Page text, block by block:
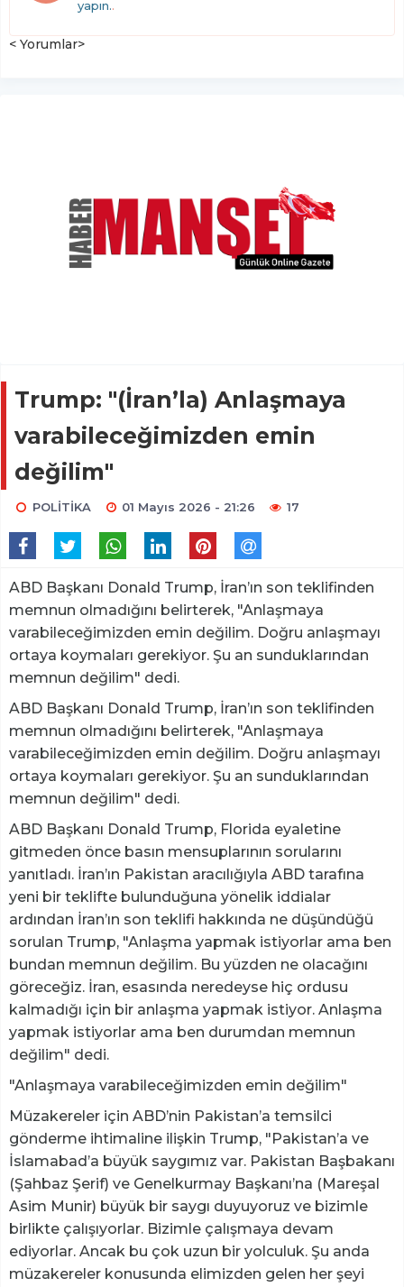
yapın..
< Yorumlar>
Trump: "(İran’la) Anlaşmaya
varabileceğimizden emin
değilim"
POLİTİKA 01 Mayıs 2026 - 21:26 17
ABD Başkanı Donald Trump, İran’ın son teklifinden
memnun olmadığını belirterek, "Anlaşmaya
varabileceğimizden emin değilim. Doğru anlaşmayı
ortaya koymaları gerekiyor. Şu an sunduklarından
memnun değilim" dedi.
ABD Başkanı Donald Trump, İran’ın son teklifinden
memnun olmadığını belirterek, "Anlaşmaya
varabileceğimizden emin değilim. Doğru anlaşmayı
ortaya koymaları gerekiyor. Şu an sunduklarından
memnun değilim" dedi.
ABD Başkanı Donald Trump, Florida eyaletine
gitmeden önce basın mensuplarının sorularını
yanıtladı. İran’ın Pakistan aracılığıyla ABD tarafına
yeni bir teklifte bulunduğuna yönelik iddialar
ardından İran’ın son teklifi hakkında ne düşündüğü
sorulan Trump, "Anlaşma yapmak istiyorlar ama ben
bundan memnun değilim. Bu yüzden ne olacağını
göreceğiz. İran, esasında neredeyse hiç ordusu
kalmadığı için bir anlaşma yapmak istiyor. Anlaşma
yapmak istiyorlar ama ben durumdan memnun
değilim" dedi.
"Anlaşmaya varabileceğimizden emin değilim"
Müzakereler için ABD’nin Pakistan’a temsilci
gönderme ihtimaline ilişkin Trump, "Pakistan’a ve
İslamabad’a büyük saygımız var. Pakistan Başbakanı
(Şahbaz Şerif) ve Genelkurmay Başkanı’na (Mareşal
Asim Munir) büyük bir saygı duyuyoruz ve bizimle
birlikte çalışıyorlar. Bizimle çalışmaya devam
ediyorlar. Ancak bu çok uzun bir yolculuk. Şu anda
müzakereler konusunda elimizden gelen her şeyi